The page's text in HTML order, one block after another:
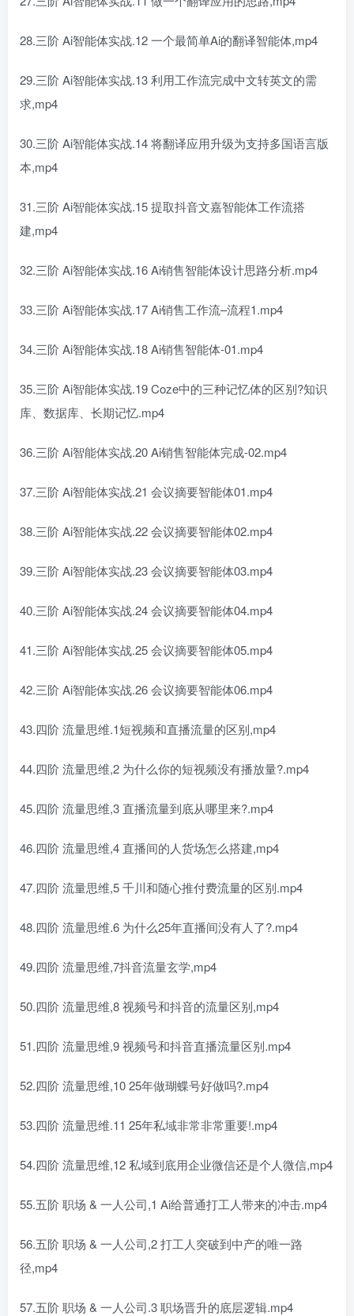
28.三阶 Ai智能体实战.12 一个最简单Ai的翻译智能体,mp4
29.三阶 Ai智能体实战.13 利用工作流完成中文转英文的需
求,mp4
30.三阶 Ai智能体实战.14 将翻译应用升级为支持多国语言版
本,mp4
31.三阶 Ai智能体实战.15 提取抖音文嘉智能体工作流搭
建,mp4
32.三阶 Ai智能体实战.16 Ai销售智能体设计思路分析.mp4
33.三阶 Ai智能体实战.17 Ai销售工作流–流程1.mp4
34.三阶 Ai智能体实战.18 Ai销售智能体-01.mp4
35.三阶 Ai智能体实战.19 Coze中的三种记忆体的区别?知识
库、数据库、长期记忆.mp4
36.三阶 Ai智能体实战.20 Ai销售智能体完成-02.mp4
37.三阶 Ai智能体实战.21 会议摘要智能体01.mp4
38.三阶 Ai智能体实战.22 会议摘要智能体02.mp4
39.三阶 Ai智能体实战.23 会议摘要智能体03.mp4
40.三阶 Ai智能体实战.24 会议摘要智能体04.mp4
41.三阶 Ai智能体实战.25 会议摘要智能体05.mp4
42.三阶 Ai智能体实战.26 会议摘要智能体06.mp4
43.四阶 流量思维.1短视频和直播流量的区别,mp4
44.四阶 流量思维,2 为什么你的短视频没有播放量?.mp4
45.四阶 流量思维,3 直播流量到底从哪里来?.mp4
46.四阶 流量思维,4 直播间的人货场怎么搭建,mp4
47.四阶 流量思维,5 千川和随心推付费流量的区别.mp4
48.四阶 流量思维.6 为什么25年直播间没有人了?.mp4
49.四阶 流量思维,7抖音流量玄学,mp4
50.四阶 流量思维,8 视频号和抖音的流量区别,mp4
51.四阶 流量思维,9 视频号和抖音直播流量区别.mp4
52.四阶 流量思维,10 25年做瑚蝶号好做吗?.mp4
53.四阶 流量思维.11 25年私域非常非常重要!.mp4
54.四阶 流量思维,12 私域到底用企业微信还是个人微信,mp4
55.五阶 职场 & 一人公司,1 Ai给普通打工人带来的冲击.mp4
56.五阶 职场 & 一人公司,2 打工人突破到中产的唯一路
径,mp4
57.五阶 职场 & 一人公司.3 职场晋升的底层逻辑.mp4